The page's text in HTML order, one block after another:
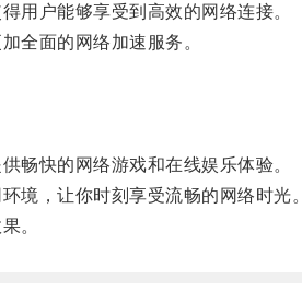
户能够享受到高效的网络连接。
全面的网络加速服务。
快的网络游戏和在线娱乐体验。
，让你时刻享受流畅的网络时光。
。